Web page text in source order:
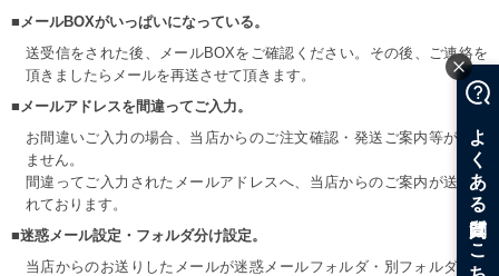
■メールBOXがいっぱいになっている。
送受信をされた後、メールBOXをご確認ください。その後、ご連絡を
頂きましたらメールを再送させて頂きます。
■メールアドレスを間違ってご入力。
お間違いご入力の場合、当店からのご注文確認・発送ご案内等が届き
ません。
間違ってご入力されたメールアドレスへ、当店からのご案内が送信さ
れております。
■迷惑メール設定・フォルダ分け設定。
当店からのお送りしたメールが迷惑メールフォルダ・別フォルダ等へ